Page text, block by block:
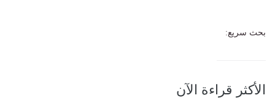
بحث سريع:
الأكثر قراءة الآن